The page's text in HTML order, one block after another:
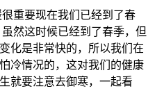
重要现在我们已经到了春
然这时候已经到了春季，但
化是非常快的，所以我们在
冷情况的，这对我们的健康
就要注意去御寒，一起看